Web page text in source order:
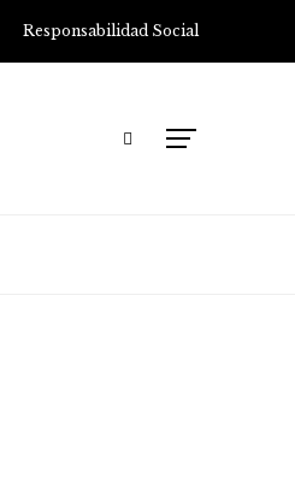
Responsabilidad Social